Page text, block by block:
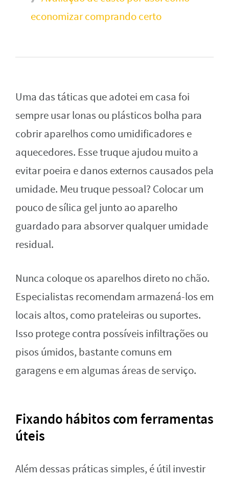
economizar comprando certo
Uma das táticas que adotei em casa foi
sempre usar lonas ou plásticos bolha para
cobrir aparelhos como umidificadores e
aquecedores. Esse truque ajudou muito a
evitar poeira e danos externos causados pela
umidade. Meu truque pessoal? Colocar um
pouco de sílica gel junto ao aparelho
guardado para absorver qualquer umidade
residual.
Nunca coloque os aparelhos direto no chão.
Especialistas recomendam armazená-los em
locais altos, como prateleiras ou suportes.
Isso protege contra possíveis infiltrações ou
pisos úmidos, bastante comuns em
garagens e em algumas áreas de serviço.
Fixando hábitos com ferramentas
úteis
Além dessas práticas simples, é útil investir